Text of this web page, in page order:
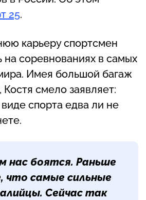
25.
карьеру спортсмен
на соревнованиях в самых
Имея большой багаж
смело заявляет:
спорта едва ли не
нас боятся. Раньше
что самые сильные
Сейчас так